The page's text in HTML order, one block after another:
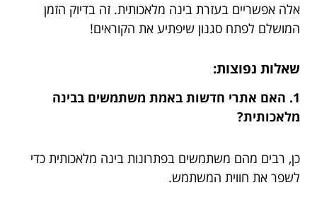
אלה אפשריים בעזרת בינה מלאכותית. זה בדיוק הזמן
המושלם לפתח סגנון שיפתיע את הקוראים!
שאלות נפוצות:
1. האם אתרי חדשות באמת משתמשים בבינה
מלאכותית?
כן, רבים מהם משתמשים בפתרונות בינה מלאכותית כדי
לשפר את חווית המשתמש.